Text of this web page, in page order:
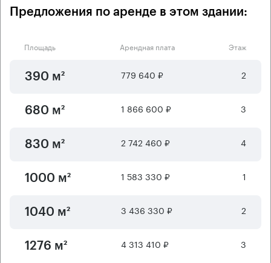
Предложения по аренде в этом здании:
Площадь Арендная плата Этаж
390 м² 779 640 ₽ 2
680 м² 1 866 600 ₽ 3
830 м² 2 742 460 ₽ 4
1000 м² 1 583 330 ₽ 1
1040 м² 3 436 330 ₽ 2
1276 м² 4 313 410 ₽ 3